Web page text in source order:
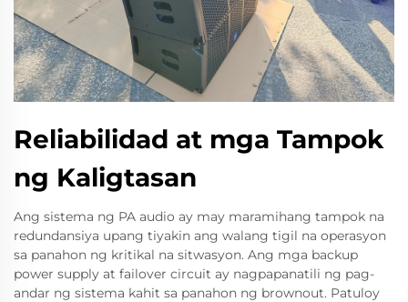
Reliabilidad at mga Tampok
ng Kaligtasan
Ang sistema ng PA audio ay may maramihang tampok na
redundansiya upang tiyakin ang walang tigil na operasyon
sa panahon ng kritikal na sitwasyon. Ang mga backup
power supply at failover circuit ay nagpapanatili ng pag-
andar ng sistema kahit sa panahon ng brownout. Patuloy